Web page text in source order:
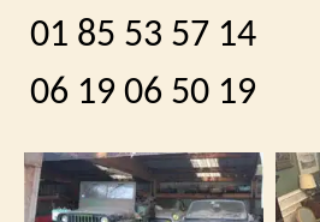
01 85 53 57 14
06 19 06 50 19